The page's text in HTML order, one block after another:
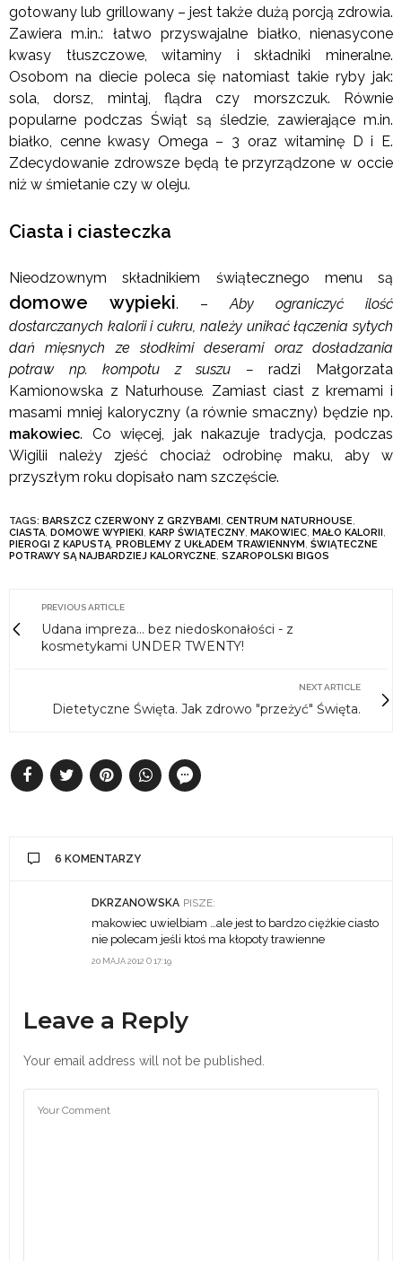
gotowany lub grillowany – jest także dużą porcją zdrowia.
Zawiera m.in.: łatwo przyswajalne białko, nienasycone
kwasy tłuszczowe, witaminy i składniki mineralne.
Osobom na diecie poleca się natomiast takie ryby jak:
sola, dorsz, mintaj, flądra czy morszczuk. Równie
popularne podczas Świąt są śledzie, zawierające m.in.
białko, cenne kwasy Omega – 3 oraz witaminę D i E.
Zdecydowanie zdrowsze będą te przyrządzone w occie
niż w śmietanie czy w oleju.
Ciasta i ciasteczka
Nieodzownym składnikiem świątecznego menu są
domowe wypieki. –Aby ograniczyć ilość
dostarczanych kalorii i cukru, należy unikać łączenia sytych
dań mięsnych ze słodkimi deserami oraz dosładzania
potraw np. kompotu z suszu –radzi Małgorzata
Kamionowska z Naturhouse. Zamiast ciast z kremami i
masami mniej kaloryczny (a równie smaczny) będzie np.
makowiec. Co więcej, jak nakazuje tradycja, podczas
Wigilii należy zjeść chociaż odrobinę maku, aby w
przyszłym roku dopisało nam szczęście.
TAGS: BARSZCZ CZERWONY Z GRZYBAMI, CENTRUM NATURHOUSE,
CIASTA, DOMOWE WYPIEKI, KARP ŚWIĄTECZNY, MAKOWIEC, MAŁO KALORII,
PIEROGI Z KAPUSTĄ, PROBLEMY Z UKŁADEM TRAWIENNYM, ŚWIĄTECZNE
POTRAWY SĄ NAJBARDZIEJ KALORYCZNE, SZAROPOLSKI BIGOS
PREVIOUS ARTICLE
Udana impreza… bez niedoskonałości - z
kosmetykami UNDER TWENTY!
NEXT ARTICLE
Dietetyczne Święta. Jak zdrowo "przeżyć" Święta.
6 KOMENTARZY
DKRZANOWSKA PISZE:
20 MAJA 2012 O 17:19
makowiec uwielbiam …ale jest to bardzo ciężkie ciasto
nie polecam jeśli ktoś ma kłopoty trawienne
Leave a Reply
Your email address will not be published.